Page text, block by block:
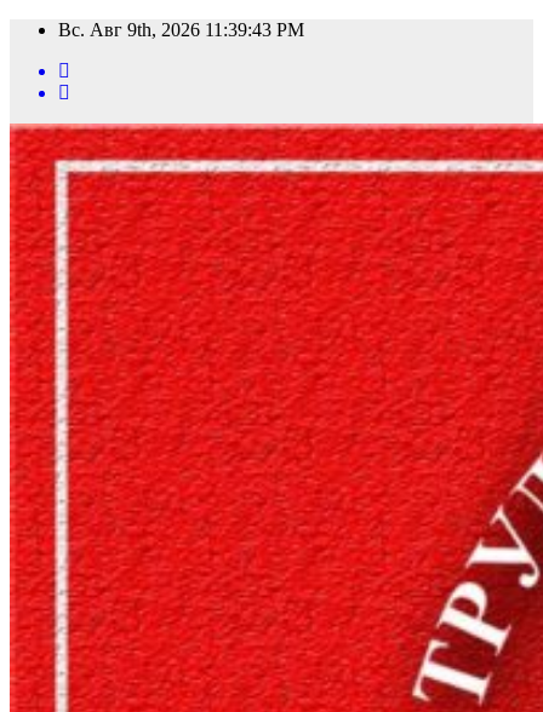
Перейти
содержимому
Вс. Авг 9th, 2026 11:39:46 PM